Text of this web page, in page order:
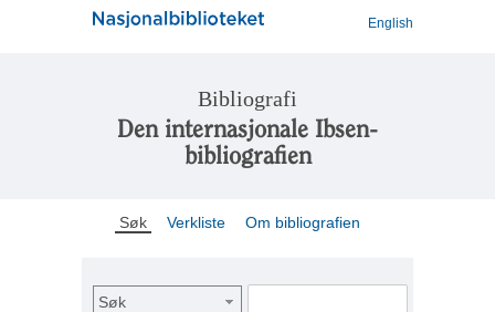
English
Bibliografi
Den internasjonale Ibsen-
bibliografien
Søk Verkliste Om bibliografien
Søk